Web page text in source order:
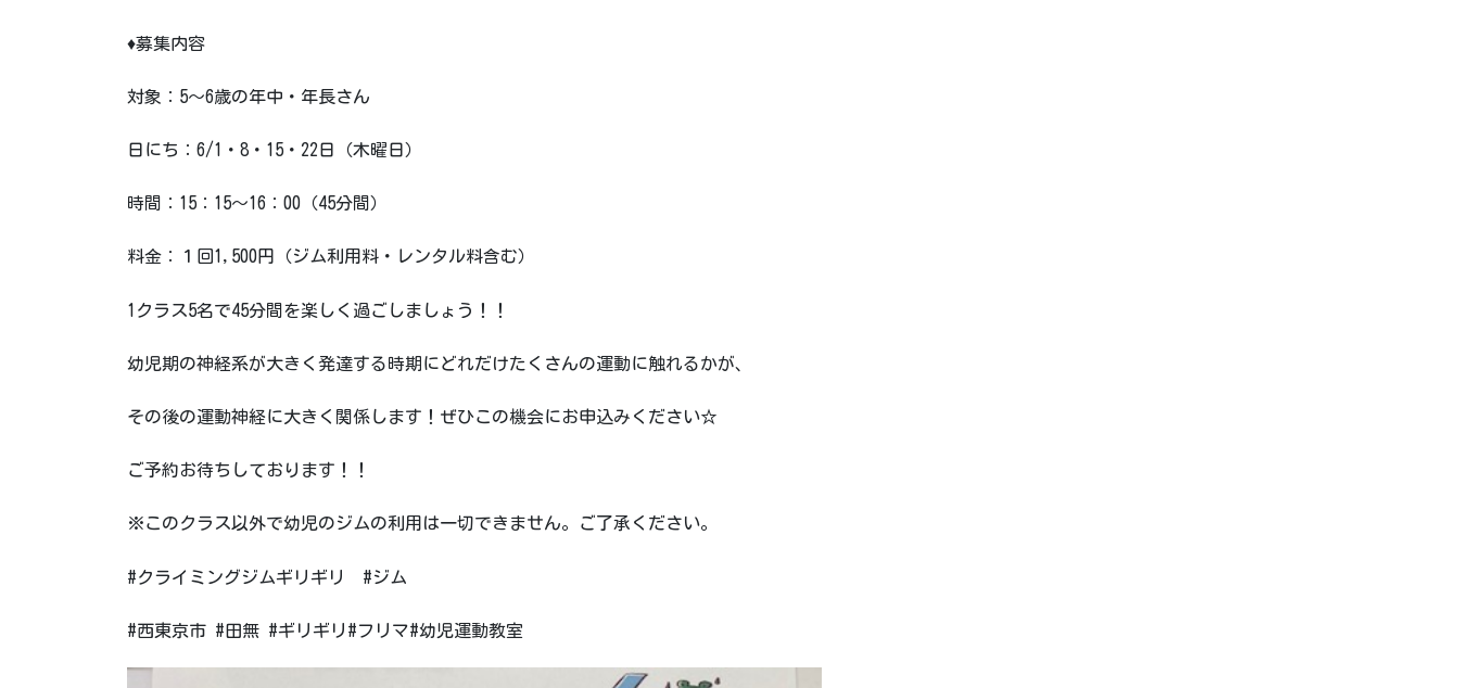
♦募集内容
対象：5～6歳の年中・年長さん
日にち：6/1・8・15・22日（木曜日）
時間：15：15～16：00（45分間）
料金：１回1,500円（ジム利用料・レンタル料含む）
1クラス5名で45分間を楽しく過ごしましょう！！
幼児期の神経系が大きく発達する時期にどれだけたくさんの運動に触れるかが、
その後の運動神経に大きく関係します！ぜひこの機会にお申込みください☆
ご予約お待ちしております！！
※このクラス以外で幼児のジムの利用は一切できません。ご了承ください。
#クライミングジムギリギリ #ジム
#西東京市 #田無 #ギリギリ#フリマ#幼児運動教室